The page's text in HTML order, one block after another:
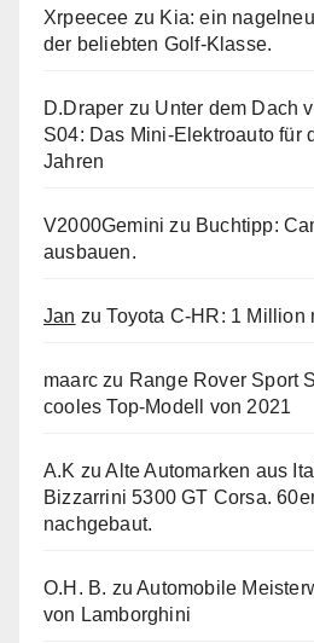
Xrpeecee zu Kia: ein
der beliebten Golf-Klasse.
D.Draper zu Unter dem Dach
S04: Das Mini-Elektroauto für
Jahren
V2000Gemini zu Buchtipp:
ausbauen.
Jan zuToyota C-HR: 1 Million
maarc zu Range Rover Sport
cooles Top-Modell von 2021
A.K zuAlte Automarken aus
Bizzarrini 5300 GT Corsa.
nachgebaut.
O.H. B. zuAutomobile
von Lamborghini